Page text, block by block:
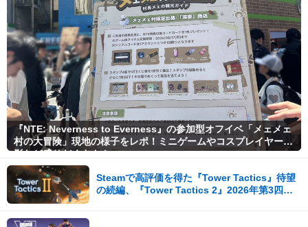
『NTE: Neverness to Everness』の参加型オフイベ「メェメェ
村の大冒険」現地の様子をレポ！ミニゲームやコスプレイヤー撮
影など盛りだくさん！
Steamで高評価を得た『Tower Tactics』待望
の続編、『Tower Tactics 2』2026年第3四半